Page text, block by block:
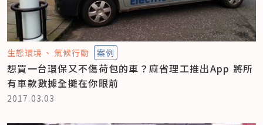
生態環境 氣候行動 案例
想買一台環保又不傷荷包的車？麻省理工推出App 將所
有車款數據全攤在你眼前
2017.03.03